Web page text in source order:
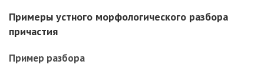
Примеры устного морфологического разбора
причастия
Пример разбора